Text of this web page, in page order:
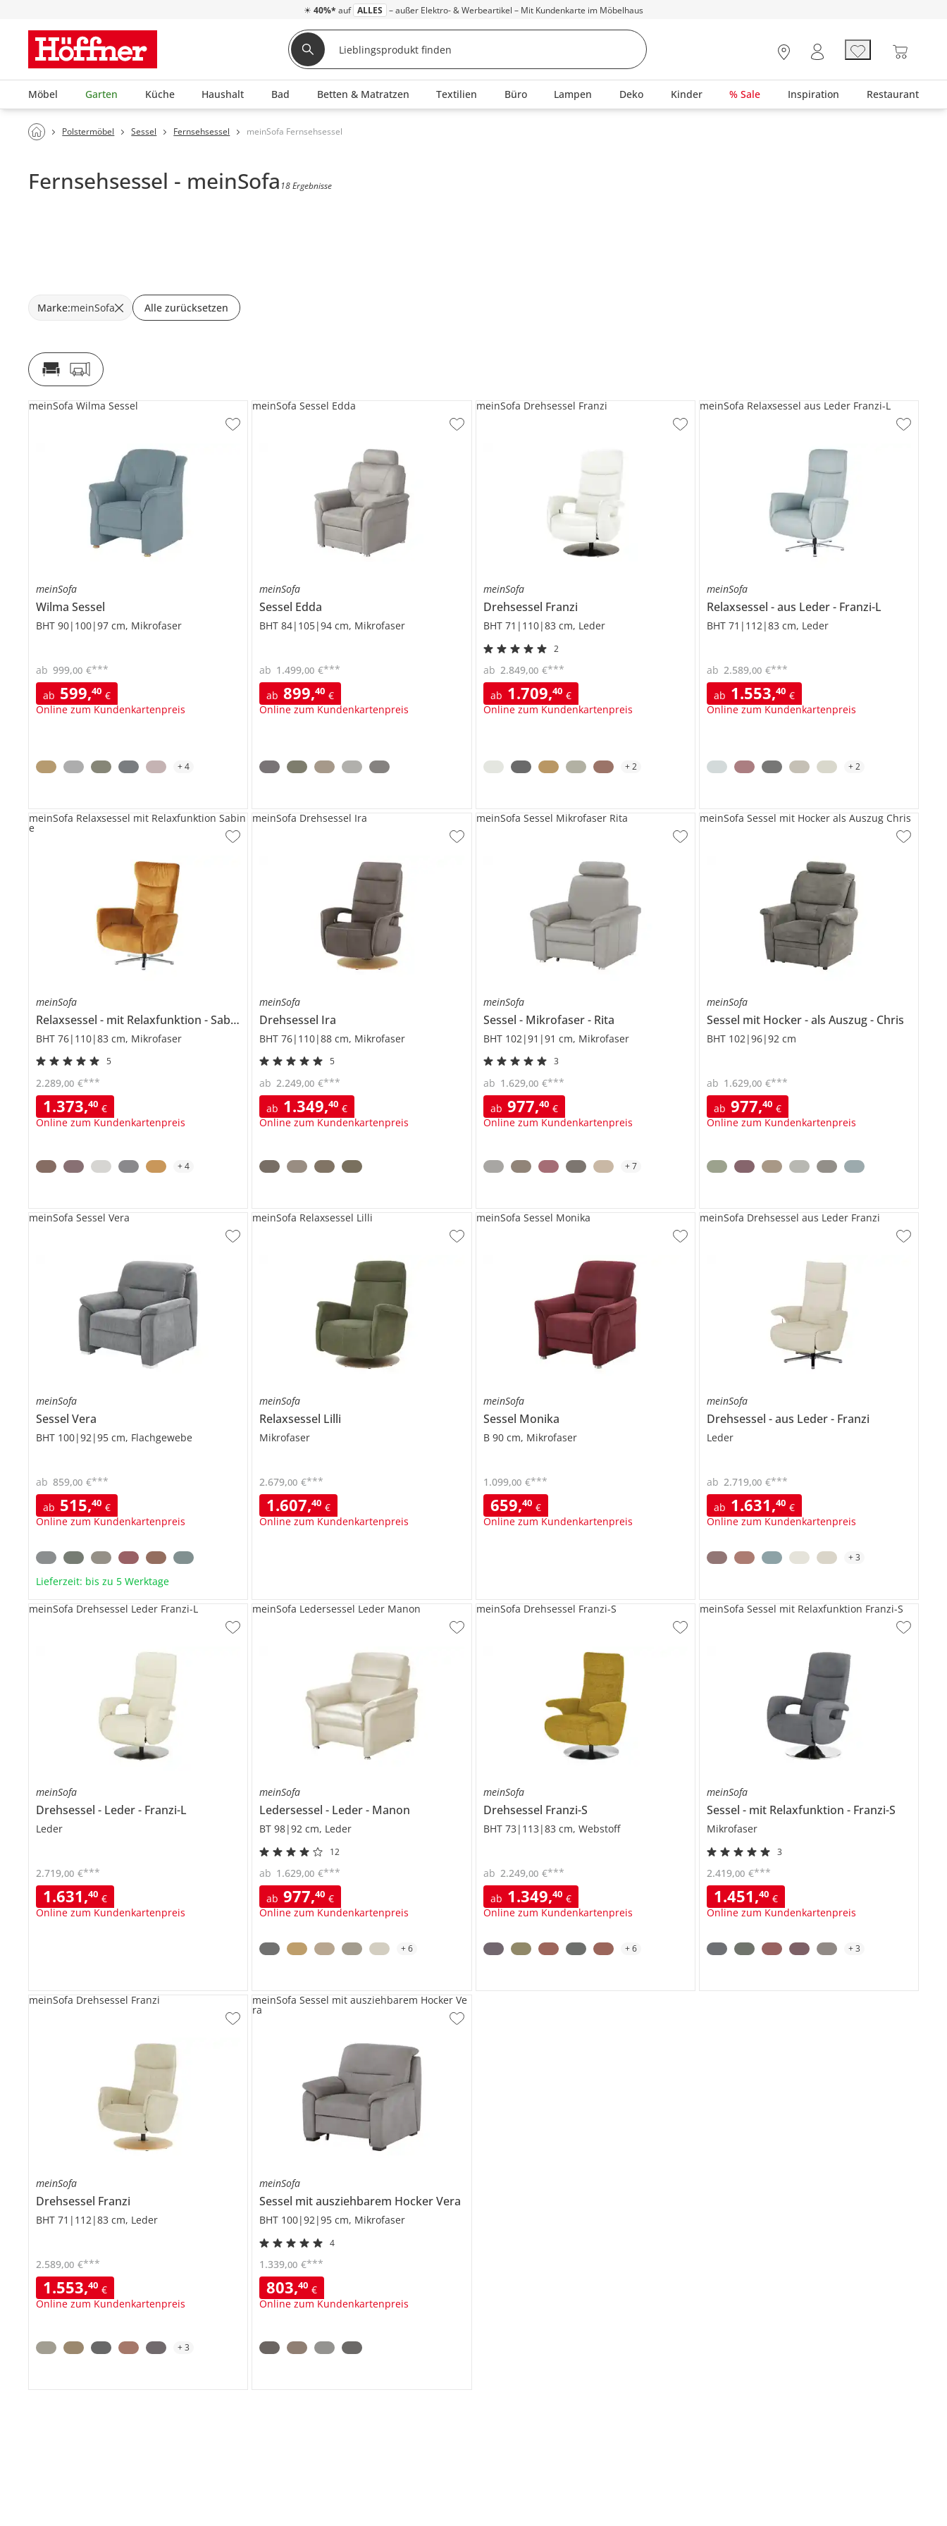
☀ 40%* auf ALLES – außer Elektro- & Werbeartikel – Mit Kundenkarte im Möbelhaus
Möbel Garten Küche Haushalt Bad Betten & Matratzen Textilien Büro Lampen Deko Kinder % Sale Inspiration Restaurant
Polstermöbel Sessel Fernsehsessel meinSofa Fernsehsessel
Fernsehsessel - meinSofa 18 Ergebnisse
Marke:meinSofa Alle zurücksetzen
meinSofa
WilmaSessel
BHT 90|100|97 cm, Mikrofaser
ab 599,40 €
Online zum Kundenkartenpreis
ab 999,00 €***
meinSofa Wilma Sessel
+4
meinSofa
Sessel Edda
BHT 84|105|94 cm, Mikrofaser
ab 899,40 €
Online zum Kundenkartenpreis
ab 1.499,00 €***
meinSofa Sessel Edda
meinSofa
Drehsessel Franzi
BHT 71|110|83 cm, Leder
2
ab 1.709,40 €
Online zum Kundenkartenpreis
ab 2.849,00 €***
meinSofa Drehsessel Franzi
+2
meinSofa
Relaxsessel aus Leder Franzi-L
BHT 71|112|83 cm, Leder
ab 1.553,40 €
Online zum Kundenkartenpreis
ab 2.589,00 €***
meinSofa Relaxsessel aus Leder Franzi-L
+2
meinSofa
Relaxsessel mit Relaxfunktion Sabine
BHT 76|110|83 cm, Mikrofaser
5
1.373,40 €
Online zum Kundenkartenpreis
2.289,00 €***
meinSofa Relaxsessel mit Relaxfunktion Sabin
e
+4
meinSofa
Drehsessel Ira
BHT 76|110|88 cm, Mikrofaser
5
ab 1.349,40 €
Online zum Kundenkartenpreis
ab 2.249,00 €***
meinSofa Drehsessel Ira
meinSofa
Sessel Mikrofaser Rita
BHT 102|91|91 cm, Mikrofaser
3
ab 977,40 €
Online zum Kundenkartenpreis
ab 1.629,00 €***
meinSofa Sessel Mikrofaser Rita
+7
meinSofa
Sessel mit Hocker als Auszug Chris
BHT 102|96|92 cm
ab 977,40 €
Online zum Kundenkartenpreis
ab 1.629,00 €***
meinSofa Sessel mit Hocker als Auszug Chris
meinSofa
SesselVera
BHT 100|92|95 cm, Flachgewebe
ab 515,40 €
Online zum Kundenkartenpreis
ab 859,00 €***
meinSofa Sessel Vera
Lieferzeit: bis zu 5 Werktage
meinSofa
Relaxsessel Lilli
Mikrofaser
1.607,40 €
Online zum Kundenkartenpreis
2.679,00 €***
meinSofa Relaxsessel Lilli
meinSofa
Sessel Monika
B 90 cm, Mikrofaser
659,40 €
Online zum Kundenkartenpreis
1.099,00 €***
meinSofa Sessel Monika
meinSofa
Drehsessel aus Leder Franzi
Leder
ab 1.631,40 €
Online zum Kundenkartenpreis
ab 2.719,00 €***
meinSofa Drehsessel aus Leder Franzi
+3
meinSofa
Drehsessel Leder Franzi-L
Leder
1.631,40 €
Online zum Kundenkartenpreis
2.719,00 €***
meinSofa Drehsessel Leder Franzi-L
meinSofa
Ledersessel Leder Manon
BT 98|92 cm, Leder
12
ab 977,40 €
Online zum Kundenkartenpreis
ab 1.629,00 €***
meinSofa Ledersessel Leder Manon
+6
meinSofa
Drehsessel Franzi-S
BHT 73|113|83 cm, Webstoff
ab 1.349,40 €
Online zum Kundenkartenpreis
ab 2.249,00 €***
meinSofa Drehsessel Franzi-S
+6
meinSofa
Sessel mit Relaxfunktion Franzi-S
Mikrofaser
3
1.451,40 €
Online zum Kundenkartenpreis
2.419,00 €***
meinSofa Sessel mit Relaxfunktion Franzi-S
+3
meinSofa
Drehsessel Franzi
BHT 71|112|83 cm, Leder
1.553,40 €
Online zum Kundenkartenpreis
2.589,00 €***
meinSofa Drehsessel Franzi
+3
meinSofa
Sessel mit ausziehbarem HockerVera
BHT 100|92|95 cm, Mikrofaser
4
803,40 €
Online zum Kundenkartenpreis
1.339,00 €***
meinSofa Sessel mit ausziehbarem Hocker Ve
ra